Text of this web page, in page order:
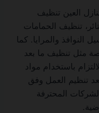
العين تنظيف
تنظيف الحمامات
النوافذ والمرايا. كما
مثل تنظيف ما بعد
باستخدام مواد
تنظيم العمل وفق
المحترفة